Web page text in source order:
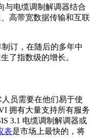
与电缆调制解调器结合
高带宽数据传输和互联
制订，在随后的多年中
了指数级的增长。
员需要在他们易于使
拥有大量支持所有服务
3.1 电缆调制解调器或
表是市场上最快的，将